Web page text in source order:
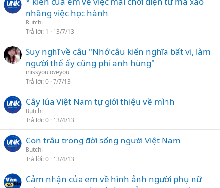
nhãng việc học hành
Butchi
Trả lời 1 13/7/13
Suy nghĩ về câu "Nhớ câu kiến nghĩa bất vi, làm
người thế ấy cũng phi anh hùng"
missyouloveyou
Trả lời 0 7/7/13
Cây lúa Việt Nam tự giới thiệu về mình
Butchi
Trả lời 0 13/4/13
Con trâu trong đời sống người Việt Nam
Butchi
Trả lời 0 13/4/13
Cảm nhận của em về hình ảnh người phụ nữ